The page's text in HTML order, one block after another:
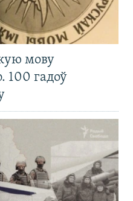
мову
100 гадоў